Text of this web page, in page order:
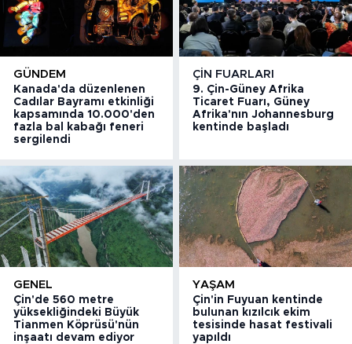
GÜNDEM
Kanada'da düzenlenen
Cadılar Bayramı etkinliği
kapsamında 10.000'den
fazla bal kabağı feneri
sergilendi
ÇIN FUARLARI
9. Çin-Güney Afrika
Ticaret Fuarı, Güney
Afrika'nın Johannesburg
kentinde başladı
GENEL
Çin'de 560 metre
yüksekliğindeki Büyük
Tianmen Köprüsü'nün
inşaatı devam ediyor
YAŞAM
Çin'in Fuyuan kentinde
bulunan kızılcık ekim
tesisinde hasat festivali
yapıldı